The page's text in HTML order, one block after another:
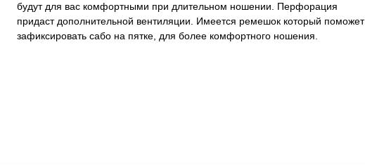
будут для вас комфортными при длительном ношении. Перфорация
придаст дополнительной вентиляции. Имеется ремешок который поможет
зафиксировать сабо на пятке, для более комфортного ношения.